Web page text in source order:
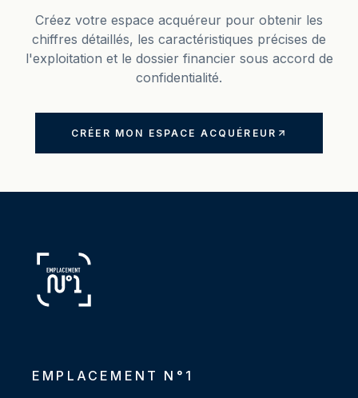
Créez votre espace acquéreur pour obtenir les
chiffres détaillés, les caractéristiques précises de
l'exploitation et le dossier financier sous accord de
confidentialité.
CRÉER MON ESPACE ACQUÉREUR
EMPLACEMENT N°1